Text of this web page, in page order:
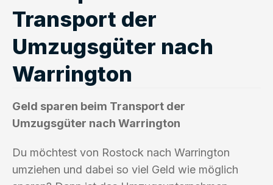
Transport der
Umzugsgüter nach
Warrington
Geld sparen beim Transport der
Umzugsgüter nach Warrington
Du möchtest von Rostock nach Warrington
umziehen und dabei so viel Geld wie möglich